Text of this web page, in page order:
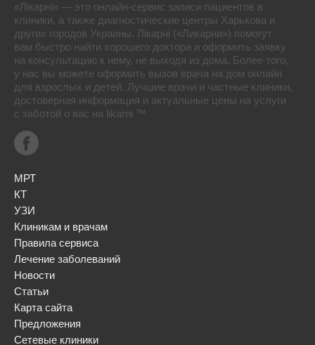
«Лікарні» — это онлайн-сервис записи пациентов в
клиники, а также диагностические центры Харькова и
других городов Украины. Лікарні («Ликарни») помогут
вам быстро найти хорошего доктора и оформить заявку
на консультацию к нему, не выходя из дома. Более того,
у нас вы можете оформить вызов врача на дом онлайн
для взрослых и детей. Лучшие врачи и частные клиники,
достоверная информация и актуальные цены на услуги
с заботой о вас на likarni ™
МРТ
КТ
УЗИ
Клиникам и врачам
Правила сервиса
Лечение заболеваний
Новости
Статьи
Карта сайта
Предложения
Сетевые клиники